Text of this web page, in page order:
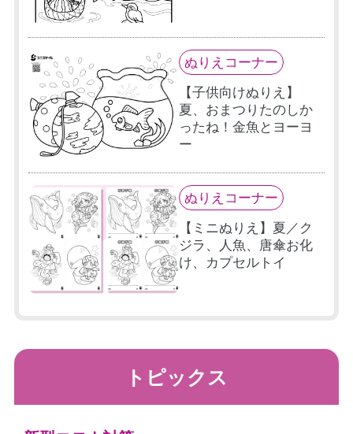
ぬりえコーナー
【子供向けぬりえ】
夏、おまつりたのしか
ったね！金魚とヨーヨ
ー
ぬりえコーナー
【ミニぬりえ】夏／ク
ジラ、人魚、唐傘お化
け、カプセルトイ
トピックス